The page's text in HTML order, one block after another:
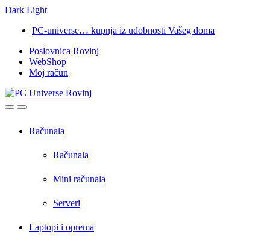
Dark Light
navigation
content
PC-universe… kupnja iz udobnosti Vašeg doma
Poslovnica Rovinj
WebShop
Moj račun
OpenClose
Računala
Računala
Mini računala
Serveri
Laptopi i oprema